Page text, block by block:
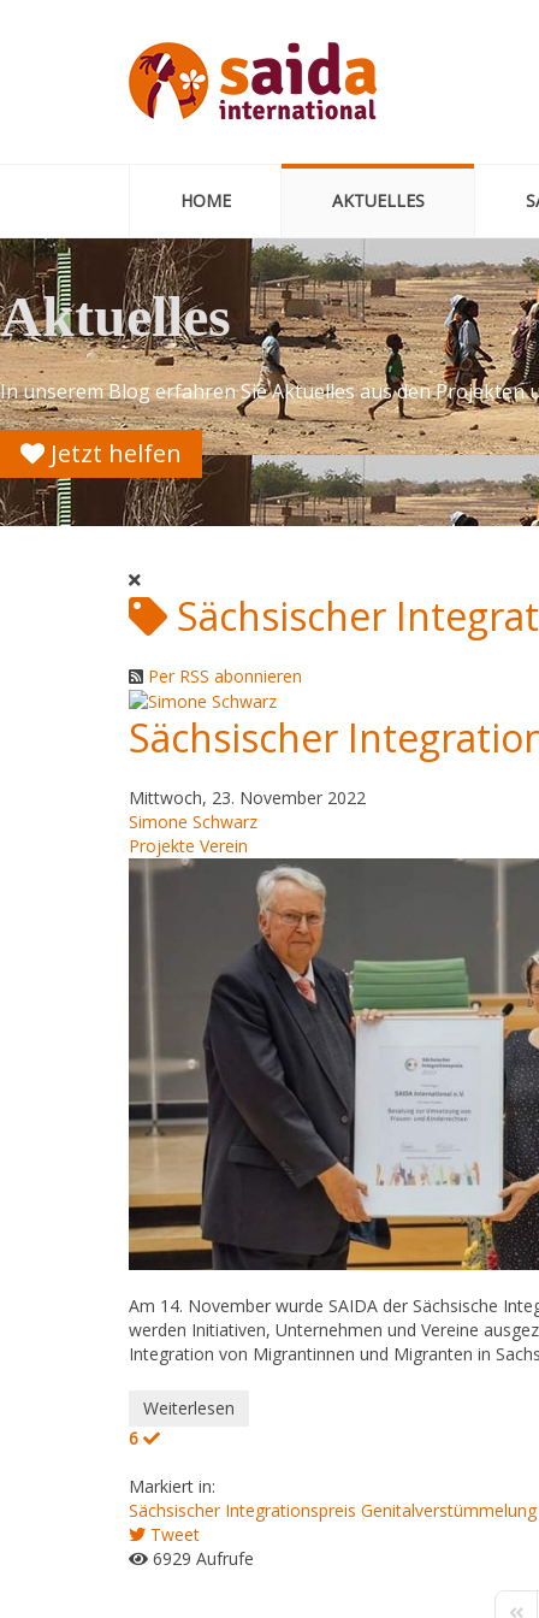
HOME AKTUELLES
Aktuelles
In unserem Blog erfahren Sie Aktuelles aus den Projekten
Jetzt helfen
Sächsischer
Per RSS abonnieren
Sächsischer
Mittwoch, 23. November 2022
Simone Schwarz
Projekte Verein
Am 14. November wurde SAIDA der Sächsische
werden Initiativen, Unternehmen und Vereine
Integration von Migrantinnen und Migranten in
Weiterlesen
6
Markiert in:
Sächsischer Integrationspreis Genitalverstümmelung
Tweet
6929 Aufrufe